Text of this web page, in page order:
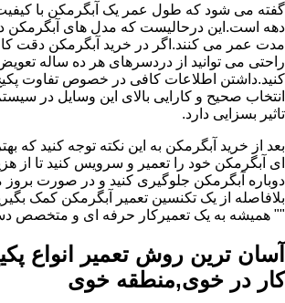
گفته می شود که طول عمر یک آبگرمکن با
دهه است.این درحالیست که مدل های آبگرمکن
مدت عمر می کنند.اگر در خرید آبگرمکن دقت
راحتی می توانید از دردسرهای هر ده ساله
کنید.داشتن اطلاعات کافی در خصوص تفاوت
انتخاب صحیح و کارایی بالای این وسایل در
تاثیر بسزایی دارد.
بعد از خرید آبگرمکن به این نکته توجه کنید که
ای آبگرمکن خود را تعمیر و سرویس کنید تا از
دوباره آبگرمکن جلوگیری کنید و در صورت
بلافاصله از یک تکنسین تعمیر آبگرمکن کمک
"" همیشه به یک تعمیرکار حرفه ای و متخصص
آسان ترین روش تعمیر انواع
کار در خوی,منطقه خوی